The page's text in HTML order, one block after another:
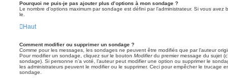
Pourquoi ne puis-je pas ajouter plus d’options à mon sondage ?
Le nombre d’options maximum par sondage est défini par l’administrateur. Si vous avez
le.
Haut
Comment modifier ou supprimer un sondage ?
Comme pour les messages, les sondages ne peuvent être modifiés que par l’auteur
Pour modifier un sondage, cliquez sur le bouton Modifierdu premier message du sujet
sondage). Si personne n’a voté, l’auteur peut modifier une option ou supprimer le
les administrateurs peuvent le modifier ou le supprimer. Ceci pour empêcher le trucage
sondage.